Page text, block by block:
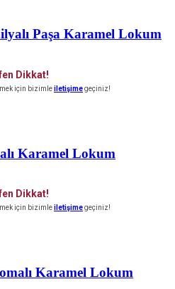
Paşa Karamel Lokum
Dikkat!
için bizimleiletişimegeçiniz!
Karamel Lokum
Dikkat!
için bizimleiletişimegeçiniz!
Karamel Lokum